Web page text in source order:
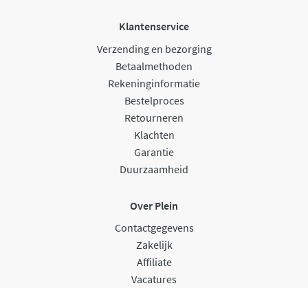
Klantenservice
Verzending en bezorging
Betaalmethoden
Rekeninginformatie
Bestelproces
Retourneren
Klachten
Garantie
Duurzaamheid
Over Plein
Contactgegevens
Zakelijk
Affiliate
Vacatures